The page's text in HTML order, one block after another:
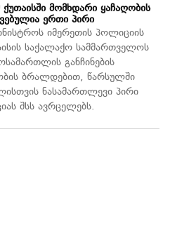
მომხდარი ყაჩაღობის
ერთი პირი
იმერეთის პოლიციის
საქალაქო სამმართველოს
განჩინების
ბრალდებით, წარსულში
ნასამართლევი პირი
შსს ავრცელებს.